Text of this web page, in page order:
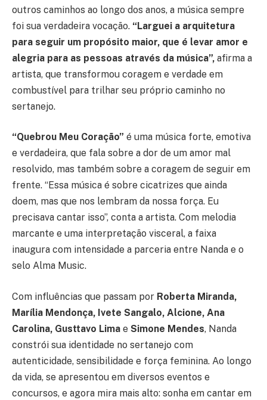
outros caminhos ao longo dos anos, a música sempre
foi sua verdadeira vocação. “Larguei a arquitetura
para seguir um propósito maior, que é levar amor e
alegria para as pessoas através da música”, afirma a
artista, que transformou coragem e verdade em
combustível para trilhar seu próprio caminho no
sertanejo.
“Quebrou Meu Coração” é uma música forte, emotiva
e verdadeira, que fala sobre a dor de um amor mal
resolvido, mas também sobre a coragem de seguir em
frente. “Essa música é sobre cicatrizes que ainda
doem, mas que nos lembram da nossa força. Eu
precisava cantar isso”, conta a artista. Com melodia
marcante e uma interpretação visceral, a faixa
inaugura com intensidade a parceria entre Nanda e o
selo Alma Music.
Com influências que passam por Roberta Miranda,
Marília Mendonça, Ivete Sangalo, Alcione, Ana
Carolina, Gusttavo Lima e Simone Mendes, Nanda
constrói sua identidade no sertanejo com
autenticidade, sensibilidade e força feminina. Ao longo
da vida, se apresentou em diversos eventos e
concursos, e agora mira mais alto: sonha em cantar em